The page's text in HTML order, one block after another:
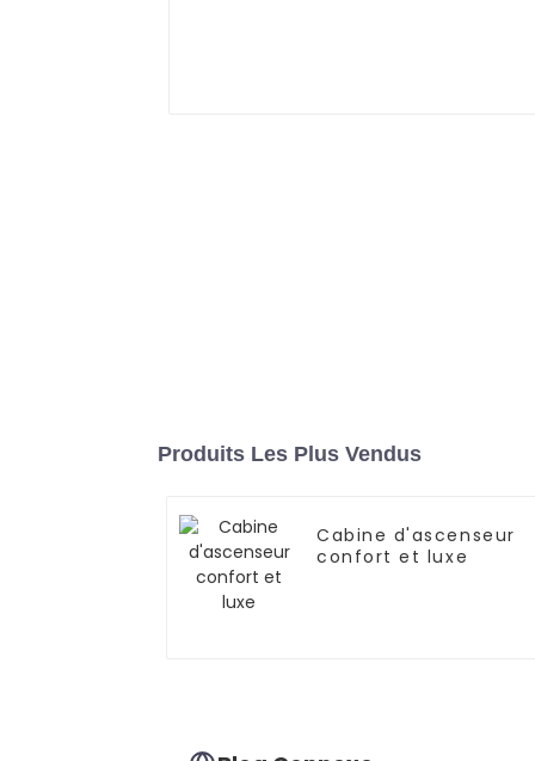
Produits Les Plus Vendus
Cabine d'ascenseur
confort et luxe